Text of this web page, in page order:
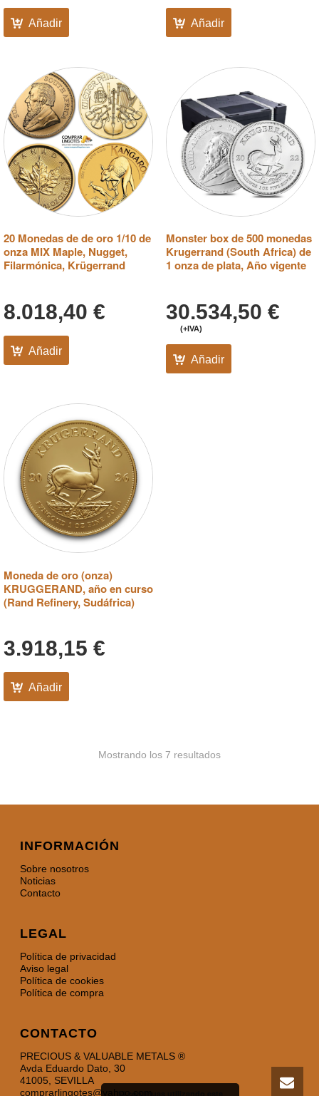
Añadir Añadir
20 Monedas de de oro 1/10 de
onza MIX Maple, Nugget,
Filarmónica, Krügerrand
8.018,40 €
Añadir
Monster box de 500 monedas
Krugerrand (South Africa) de
1 onza de plata, Año vigente
30.534,50 €
(+IVA)
Añadir
Moneda de oro (onza)
KRUGGERAND, año en curso
(Rand Refinery, Sudáfrica)
3.918,15 €
Añadir
Mostrando los 7 resultados
INFORMACIÓN
Sobre nosotros
Noticias
Contacto
LEGAL
Política de privacidad
Aviso legal
Política de cookies
Política de compra
CONTACTO
PRECIOUS & VALUABLE METALS ®
Avda Eduardo Dato, 30
41005, SEVILLA
comprarlingotes@yahoo.comSi continuas utilizando este